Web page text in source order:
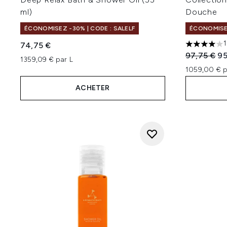
ml)
ÉCONOMISEZ -30% | CODE : SALELF
74,75 €
1359,09 € par L
ACHETER
Douche
4 étoiles 1
Prix de
97,75 €
1059,00 €